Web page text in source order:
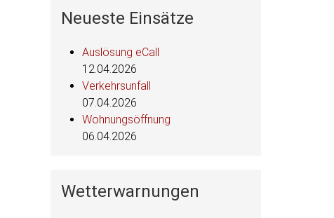
Neueste Einsätze
Auslösung eCall
12.04.2026
Verkehrsunfall
07.04.2026
Wohnungsöffnung
06.04.2026
Wetterwarnungen